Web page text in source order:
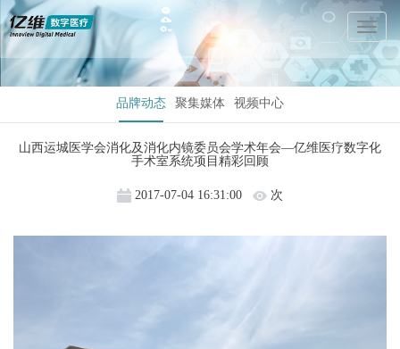
Toggle
品牌动态 聚集媒体 视频中心
山西运城医学会消化及消化内镜委员会学术年会—亿维医疗数字化
手术室系统项目精彩回顾
2017-07-04 16:31:00 次